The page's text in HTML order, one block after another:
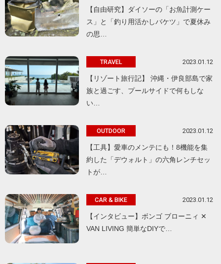
【自由研究】ダイソーの「お魚計測ケー
ス」と「釣り用活かしバケツ」で夏休み
の思…
TRAVEL 2023.01.12
【リゾート旅行記】 沖縄・伊良部島で家
族と過ごす、プールサイドで何もしな
い…
OUTDOOR 2023.01.12
【工具】愛車のメンテにも！8機能を集
約した「デウォルト」の六角レンチセッ
トが…
CAR & BIKE 2023.01.12
【インタビュー】ボンゴ ブローニィ ✕
VAN LIVING 簡単なDIYで…